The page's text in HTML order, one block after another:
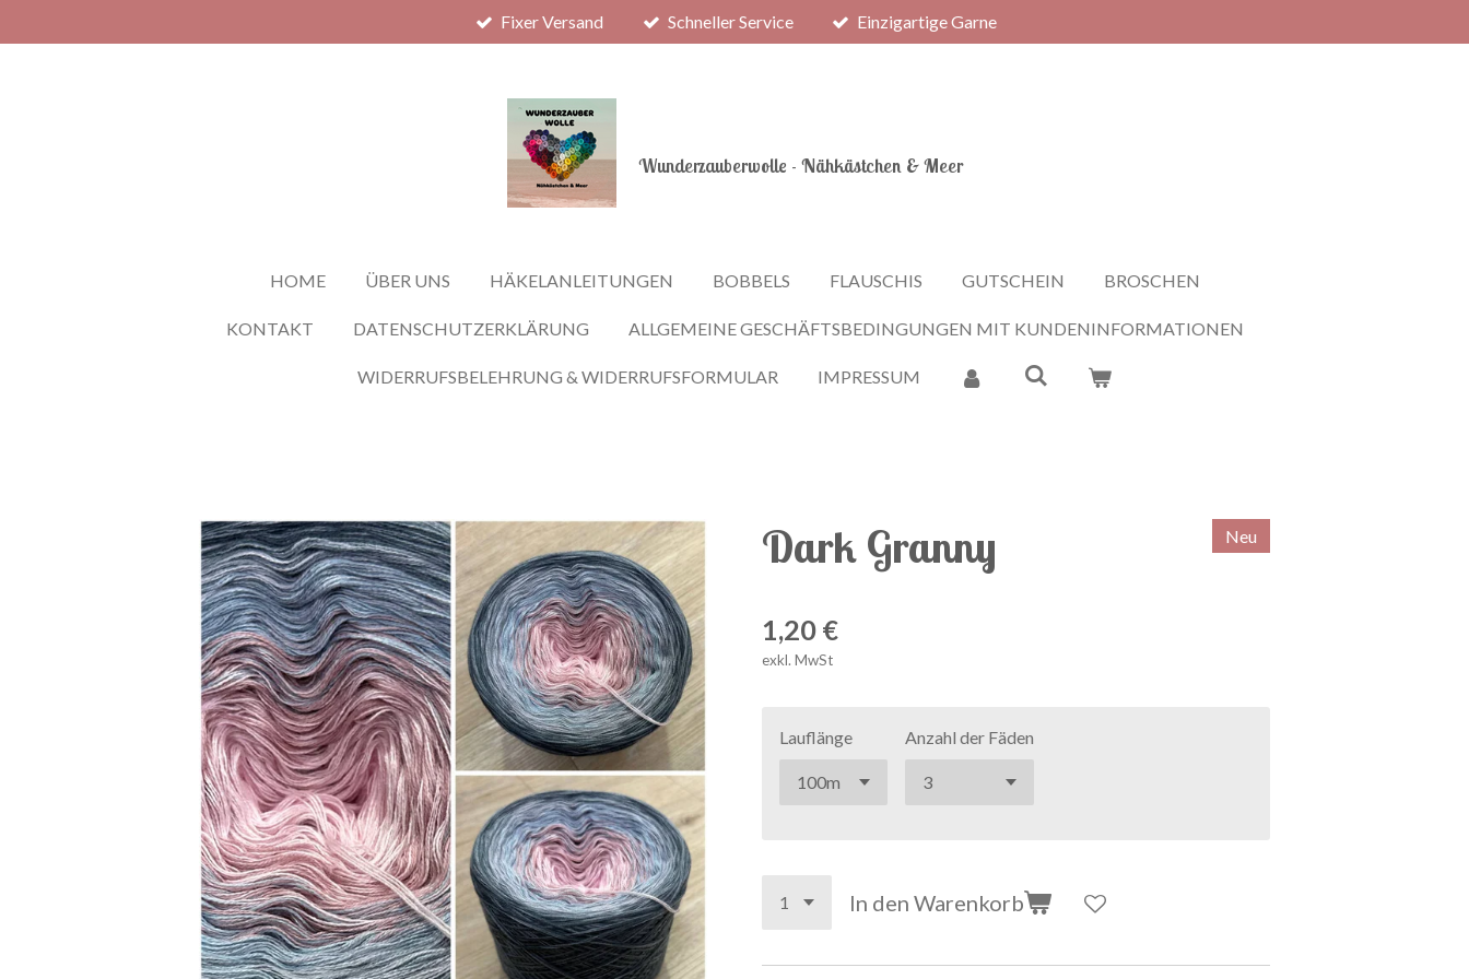
Hauptinhalt
Fixer Versand Schneller Service Einzigartige Garne
Wunderzauberwolle - Nähkästchen & Meer
HOME ÜBER UNS HÄKELANLEITUNGEN BOBBELS FLAUSCHIS GUTSCHEIN BROSCHEN
KONTAKT DATENSCHUTZERKLÄRUNG ALLGEMEINE GESCHÄFTSBEDINGUNGEN MIT KUNDENINFORMATIONEN
WIDERRUFSBELEHRUNG & WIDERRUFSFORMULAR IMPRESSUM
Dark Granny Neu
1,20 €
exkl. MwSt
Lauflänge Anzahl der Fäden
In den Warenkorb